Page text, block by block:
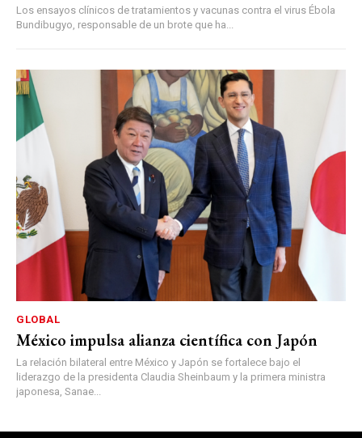
Los ensayos clínicos de tratamientos y vacunas contra el virus Ébola
Bundibugyo, responsable de un brote que ha...
GLOBAL
México impulsa alianza científica con Japón
La relación bilateral entre México y Japón se fortalece bajo el
liderazgo de la presidenta Claudia Sheinbaum y la primera ministra
japonesa, Sanae...